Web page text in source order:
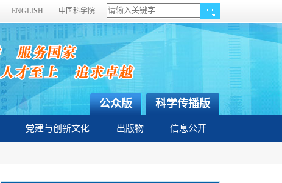
ENGLISH 中国科学院
科学传播版
公众版
党建与创新文化 出版物 信息公开